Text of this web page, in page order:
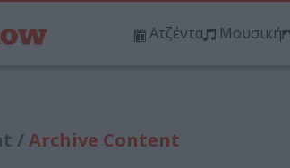
Ατζέντα Μουσική
/Archive Content